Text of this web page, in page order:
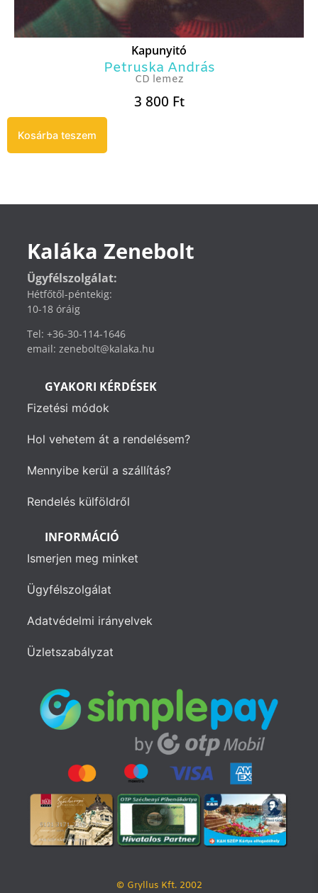
Kapunyitó
Petruska András
CD lemez
3 800 Ft
Kosárba teszem
Kaláka Zenebolt
Ügyfélszolgálat:
Hétfőtől-péntekig:
10-18 óráig
Tel: +36-30-114-1646
email: zenebolt@kalaka.hu
GYAKORI KÉRDÉSEK
Fizetési módok
Hol vehetem át a rendelésem?
Mennyibe kerül a szállítás?
Rendelés külföldről
INFORMÁCIÓ
Ismerjen meg minket
Ügyfélszolgálat
Adatvédelmi irányelvek
Üzletszabályzat
© Gryllus Kft. 2002